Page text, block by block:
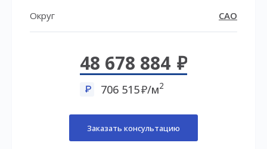
Округ САО
48 678 884
706 515 /м2
Заказать консультацию